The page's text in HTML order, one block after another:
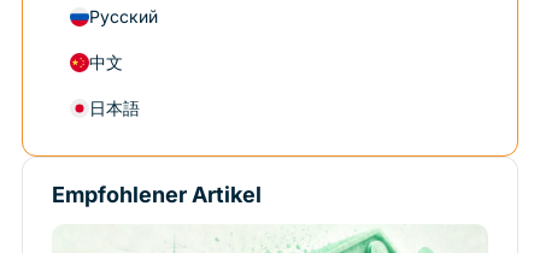
Русский
中文
日本語
Empfohlener Artikel